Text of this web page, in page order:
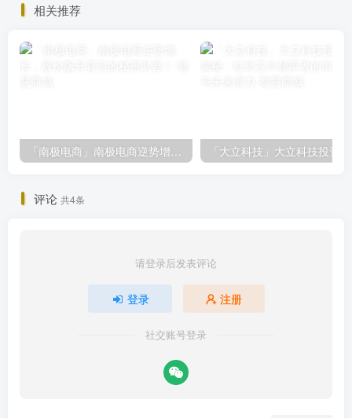
相关推荐
「南极电商」南极电商逆势增长，股价飙升背后的秘密武器！
评论 共4条
请登录后发表评论
登录 注册
社交账号登录